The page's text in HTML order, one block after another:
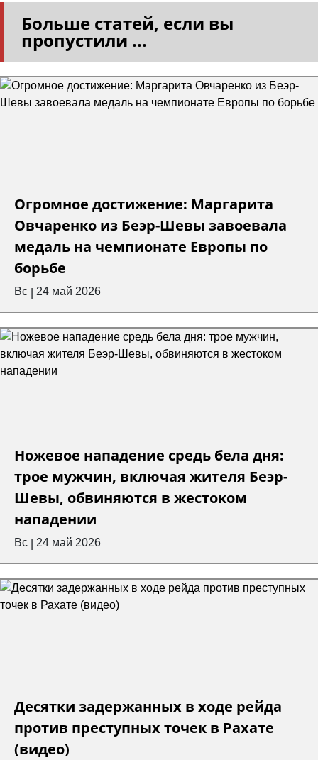
Больше статей, если вы
пропустили ...
Огромное достижение: Маргарита
Овчаренко из Беэр-Шевы завоевала
медаль на чемпионате Европы по
борьбе
Вс 24 май 2026
Ножевое нападение средь бела дня:
трое мужчин, включая жителя Беэр-
Шевы, обвиняются в жестоком
нападении
Вс 24 май 2026
Десятки задержанных в ходе рейда
против преступных точек в Рахате
(видео)